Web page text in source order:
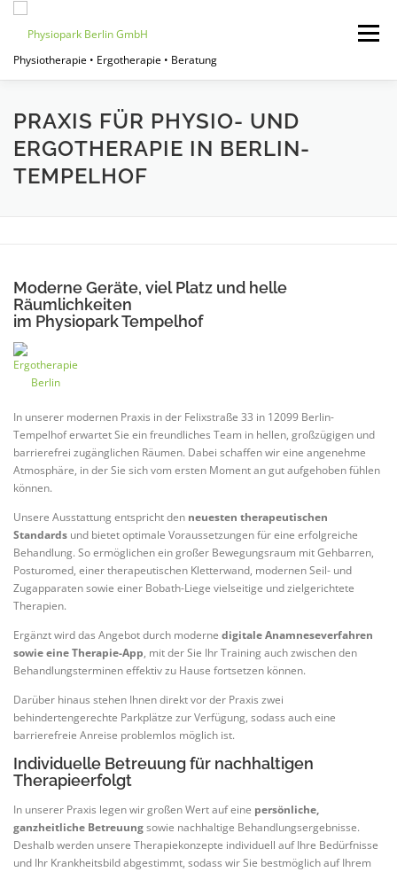
springen
Physiotherapie • Ergotherapie • Beratung
Menü
START JOBPORTAL FÜR THERAPEUTEN
FÜR EINRICHTUNGEN
PRAXIS FÜR PHYSIO- UND
ERGOTHERAPIE IN BERLIN-
TEMPELHOF
Moderne Geräte, viel Platz und helle
Räumlichkeiten
im Physiopark Tempelhof
In unserer modernen Praxis in der Felixstraße 33 in 12099 Berlin-
Tempelhof erwartet Sie ein freundliches Team in hellen, großzügigen und
barrierefrei zugänglichen Räumen. Dabei schaffen wir eine angenehme
Atmosphäre, in der Sie sich vom ersten Moment an gut aufgehoben fühlen
können.
Unsere Ausstattung entspricht den neuesten therapeutischen
Standards und bietet optimale Voraussetzungen für eine erfolgreiche
Behandlung. So ermöglichen ein großer Bewegungsraum mit Gehbarren,
Posturomed, einer therapeutischen Kletterwand, modernen Seil- und
Zugapparaten sowie einer Bobath-Liege vielseitige und zielgerichtete
Therapien.
Ergänzt wird das Angebot durch moderne digitale Anamneseverfahren
sowie eine Therapie-App, mit der Sie Ihr Training auch zwischen den
Behandlungsterminen effektiv zu Hause fortsetzen können.
Darüber hinaus stehen Ihnen direkt vor der Praxis zwei
behindertengerechte Parkplätze zur Verfügung, sodass auch eine
barrierefreie Anreise problemlos möglich ist.
Individuelle Betreuung für nachhaltigen
Therapieerfolgt
In unserer Praxis legen wir großen Wert auf eine persönliche,
ganzheitliche Betreuungsowie nachhaltige Behandlungsergebnisse.
Deshalb werden unsere Therapiekonzepte individuell auf Ihre Bedürfnisse
und Ihr Krankheitsbild abgestimmt, sodass wir Sie bestmöglich auf Ihrem